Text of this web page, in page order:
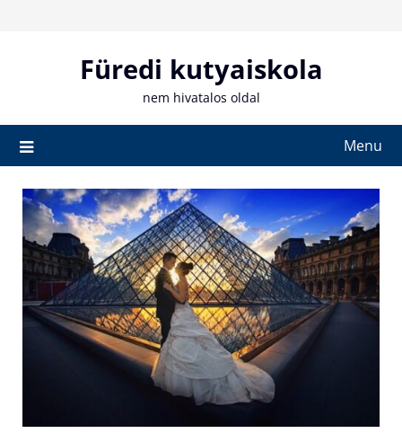
Füredi kutyaiskola
nem hivatalos oldal
Menu